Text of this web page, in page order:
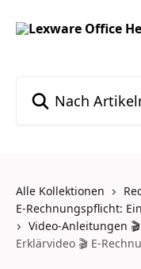
Alle Kollektionen
E-Rechnungspflicht:
Video-Anleitungen 🎬
Erklärvideo 🎬 E-